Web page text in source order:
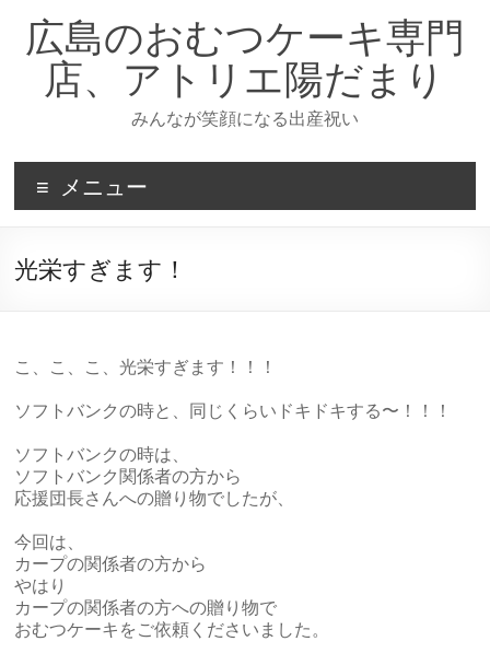
キ
プ
広島のおむつケーキ専門
店、アトリエ陽だまり
みんなが笑顔になる出産祝い
メニュー
光栄すぎます！
こ、こ、こ、光栄すぎます！！！
ソフトバンクの時と、同じくらいドキドキする〜！！！
ソフトバンクの時は、
ソフトバンク関係者の方から
応援団長さんへの贈り物でしたが、
今回は、
カープの関係者の方から
やはり
カープの関係者の方への贈り物で
おむつケーキをご依頼くださいました。